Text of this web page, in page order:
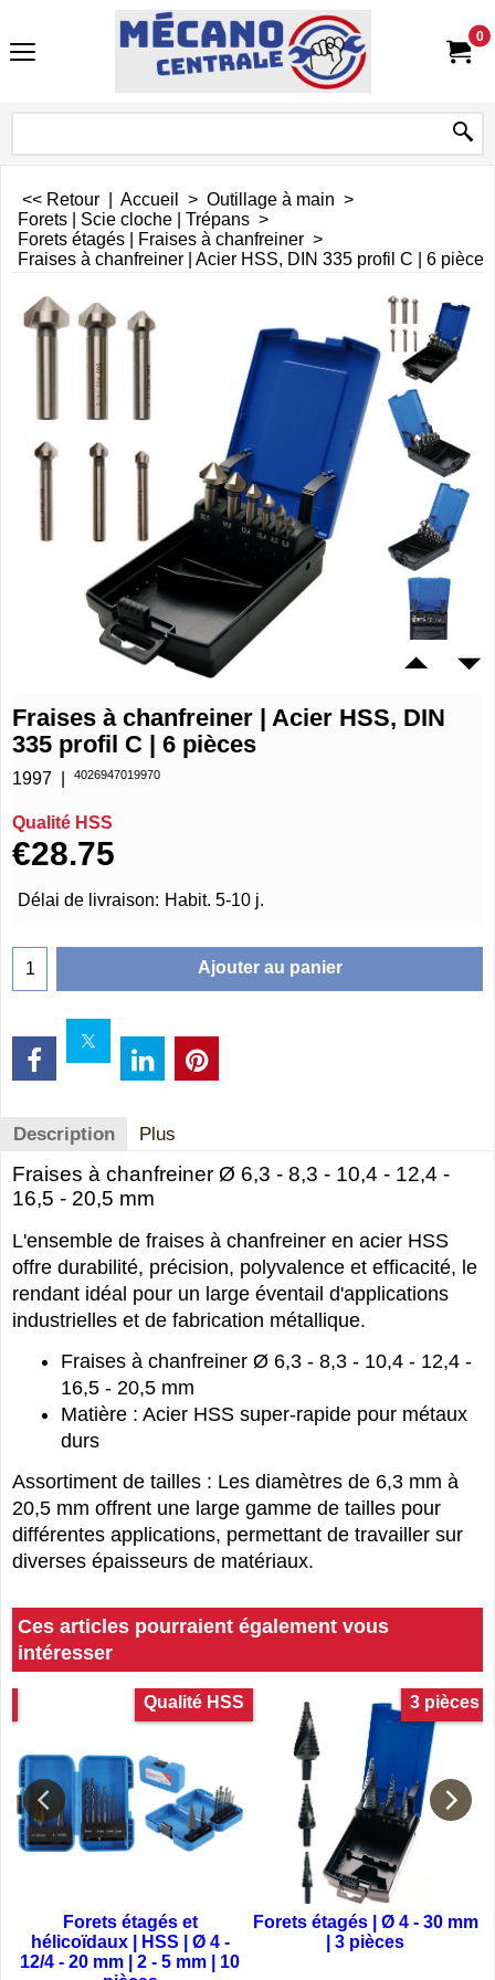
0
<< Retour Accueil > Outillage à main >
Forets | Scie cloche | Trépans >
Forets étagés | Fraises à chanfreiner >
Fraises à chanfreiner | Acier HSS, DIN 335 profil C | 6 pièces
Fraises à chanfreiner | Acier HSS, DIN
335 profil C | 6 pièces
1997 4026947019970
Qualité HSS
€28.75
Délai de livraison: Habit. 5-10 j.
Ajouter au panier
Description Plus
Fraises à chanfreiner Ø 6,3 - 8,3 - 10,4 - 12,4 -
16,5 - 20,5 mm
L'ensemble de fraises à chanfreiner en acier HSS
offre durabilité, précision, polyvalence et efficacité, le
rendant idéal pour un large éventail d'applications
industrielles et de fabrication métallique.
Fraises à chanfreiner Ø 6,3 - 8,3 - 10,4 - 12,4 -
16,5 - 20,5 mm
Matière : Acier HSS super-rapide pour métaux
durs
Assortiment de tailles : Les diamètres de 6,3 mm à
20,5 mm offrent une large gamme de tailles pour
différentes applications, permettant de travailler sur
diverses épaisseurs de matériaux.
Ces articles pourraient également vous
intéresser
Qualité HSS
Forets étagés et
hélicoïdaux | HSS | Ø 4 -
12/4 - 20 mm | 2 - 5 mm | 10
3 pièces
Forets étagés | Ø 4 - 30 mm
| 3 pièces